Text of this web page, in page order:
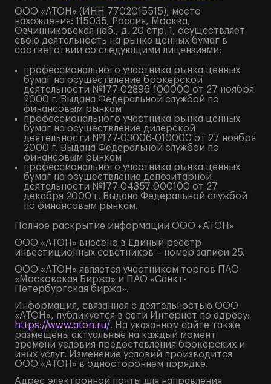
ООО «АТОН» (ИНН 7702015515), место
нахождения: 115035, Россия, Москва,
Овчинниковская наб., д. 20 стр. 1, осуществляет
свою деятельность на рынке ценных бумаг в
соответствии со следующими лицензиями:
профессионального участника рынка ценных
бумаг на осуществление брокерской
деятельности №177-02896-100000 от 27 ноября
2000 г. Выдана Федеральной службой по
финансовым рынкам
профессионального участника рынка ценных
бумаг на осуществление дилерской
деятельности №177-03006-010000 от 27 ноября
2000 г. Выдана Федеральной службой по
финансовым рынкам
профессионального участника рынка ценных
бумаг на осуществление депозитарной
деятельности №177-04357-000100 от 27
декабря 2000 г. Выдана Федеральной службой
по финансовым рынкам.
Полное раскрытие информации ООО «АТОН»
ООО «АТОН» внесено в Единый реестр
инвестиционных советников – номер записи 25.
ООО «АТОН» является участником торгов ПАО
«Московская Биржа» и ПАО «Санкт-
Петербургская биржа».
Информация, связанная с деятельностью ООО
«АТОН», публикуется в сети Интернет по адресу:
https://www.aton.ru/. На указанном сайте также
размещены актуальные на каждый момент
времени условия предоставления брокерских и
иных услуг. Изменение условий производится
ООО «АТОН» в одностороннем порядке.
Адрес электронной почты для направления